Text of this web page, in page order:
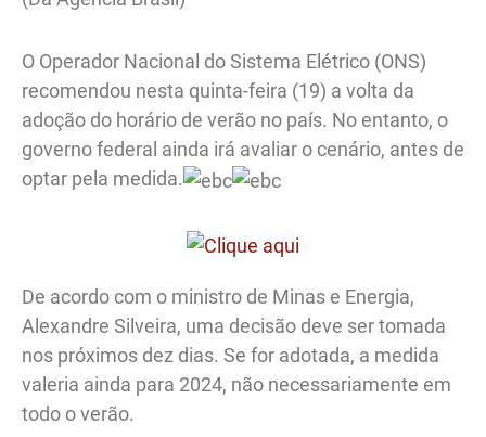
O Operador Nacional do Sistema Elétrico (ONS)
recomendou nesta quinta-feira (19) a volta da
adoção do horário de verão no país. No entanto, o
governo federal ainda irá avaliar o cenário, antes de
optar pela medida.
De acordo com o ministro de Minas e Energia,
Alexandre Silveira, uma decisão deve ser tomada
nos próximos dez dias. Se for adotada, a medida
valeria ainda para 2024, não necessariamente em
todo o verão.